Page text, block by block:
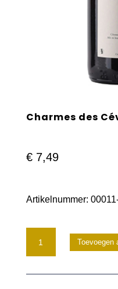
Charmes des
€7,49
Artikelnummer:
Charmes
des
Toevoegen